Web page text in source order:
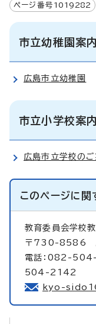
ページ番号 1019282
市立幼稚園案内
広島市立幼稚園
市立小学校案内
広島市立学校のご
このページに関
教育委員会学校
〒730-8586 広
電話：082-504-
504-2142
kyo-